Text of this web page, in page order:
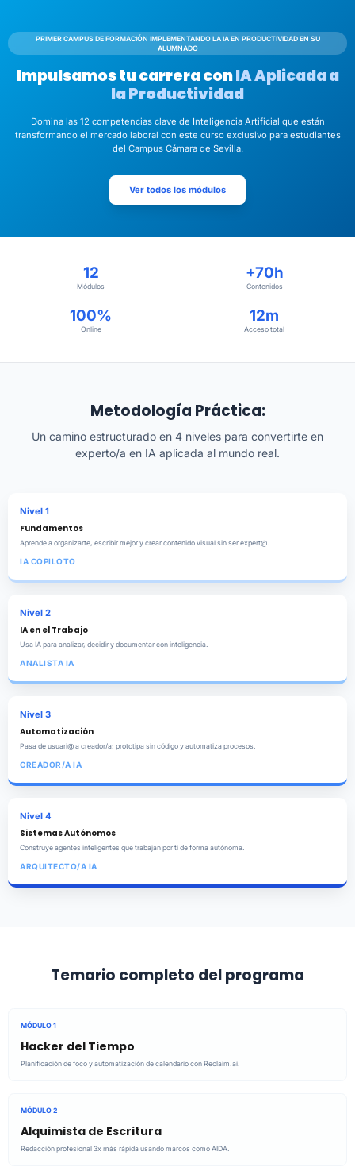
PRIMER CAMPUS DE FORMACIÓN IMPLEMENTANDO LA IA EN PRODUCTIVIDAD EN SU
ALUMNADO
Impulsamos tu carrera conIA Aplicada a
la Productividad
Domina las 12 competencias clave de Inteligencia Artificial que están
transformando el mercado laboral con este curso exclusivo para estudiantes
del Campus Cámara de Sevilla.
Ver todos los módulos
12
Módulos
+70h
Contenidos
100%
Online
12m
Acceso total
Metodología Práctica:
Un camino estructurado en 4 niveles para convertirte en
experto/a en IA aplicada al mundo real.
Nivel 1
Fundamentos
Aprende a organizarte, escribir mejor y crear contenido visual sin ser expert@.
IA COPILOTO
Nivel 2
IA en el Trabajo
Usa IA para analizar, decidir y documentar con inteligencia.
ANALISTA IA
Nivel 3
Automatización
Pasa de usuari@ a creador/a: prototipa sin código y automatiza procesos.
CREADOR/A IA
Nivel 4
Sistemas Autónomos
Construye agentes inteligentes que trabajan por ti de forma autónoma.
ARQUITECTO/A IA
Temario completo del programa
MÓDULO 1
Hacker del Tiempo
Planificación de foco y automatización de calendario con Reclaim.ai.
MÓDULO 2
Alquimista de Escritura
Redacción profesional 3x más rápida usando marcos como AIDA.